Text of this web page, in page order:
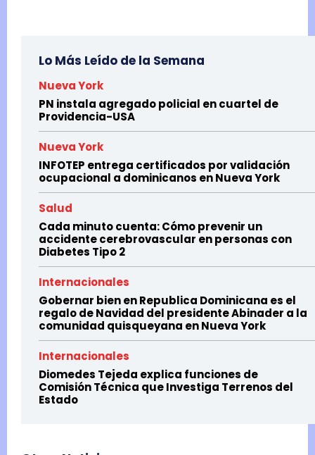
Lo Más Leído de la Semana
Nueva York
PN instala agregado policial en cuartel de
Providencia-USA
Nueva York
INFOTEP entrega certificados por validación
ocupacional a dominicanos en Nueva York
Salud
Cada minuto cuenta: Cómo prevenir un
accidente cerebrovascular en personas con
Diabetes Tipo 2
Internacionales
Gobernar bien en Republica Dominicana es el
regalo de Navidad del presidente Abinader a la
comunidad quisqueyana en Nueva York
Internacionales
Diomedes Tejeda explica funciones de
Comisión Técnica que Investiga Terrenos del
Estado